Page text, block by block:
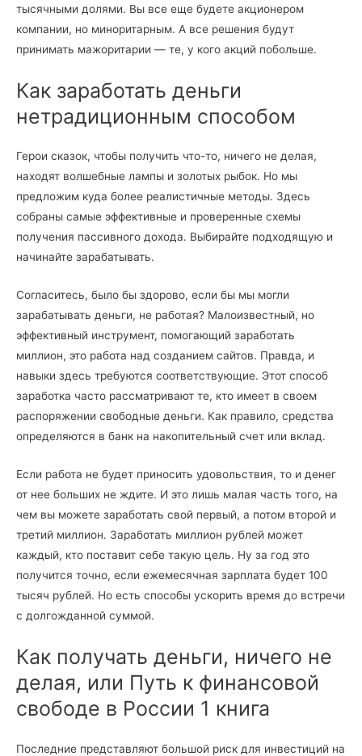
тысячными долями. Вы все еще будете акционером
компании, но миноритарным. А все решения будут
принимать мажоритарии — те, у кого акций побольше.
Как заработать деньги
нетрадиционным способом
Герои сказок, чтобы получить что-то, ничего не делая,
находят волшебные лампы и золотых рыбок. Но мы
предложим куда более реалистичные методы. Здесь
собраны самые эффективные и проверенные схемы
получения пассивного дохода. Выбирайте подходящую и
начинайте зарабатывать.
Согласитесь, было бы здорово, если бы мы могли
зарабатывать деньги, не работая? Малоизвестный, но
эффективный инструмент, помогающий заработать
миллион, это работа над созданием сайтов. Правда, и
навыки здесь требуются соответствующие. Этот способ
заработка часто рассматривают те, кто имеет в своем
распоряжении свободные деньги. Как правило, средства
определяются в банк на накопительный счет или вклад.
Если работа не будет приносить удовольствия, то и денег
от нее больших не ждите. И это лишь малая часть того, на
чем вы можете заработать свой первый, а потом второй и
третий миллион. Заработать миллион рублей может
каждый, кто поставит себе такую цель. Ну за год это
получится точно, если ежемесячная зарплата будет 100
тысяч рублей. Но есть способы ускорить время до встречи
с долгожданной суммой.
Как получать деньги, ничего не
делая, или Путь к финансовой
свободе в России 1 книга
Последние представляют большой риск для инвестиций на